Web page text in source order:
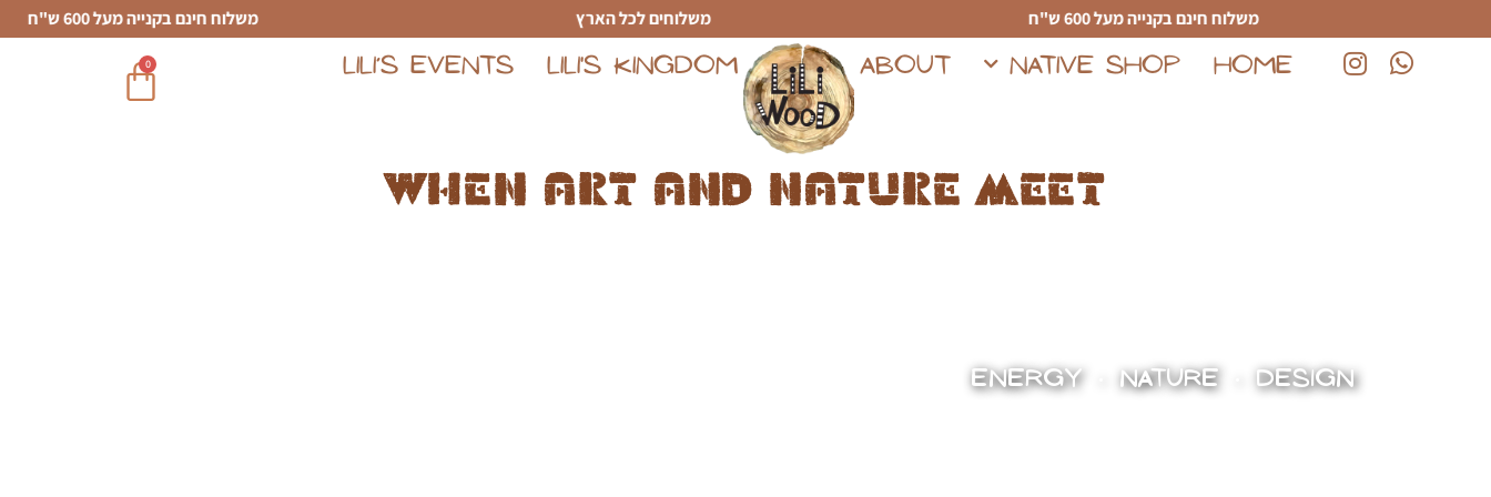
משלוח חינם בקנייה מעל 600 ש"ח משלוחים לכל הארץ משלוח חינם בקנייה מעל 600 ש"ח
(נפתח בחלון חדש)
(נפתח בחלון חדש)
HOME
NATIVE SHOP
ABOUT
LILI'S KINGDOM
LILI’S EVENTS
0
When art and nature meet
ENERGY • NATURE • DESIGN